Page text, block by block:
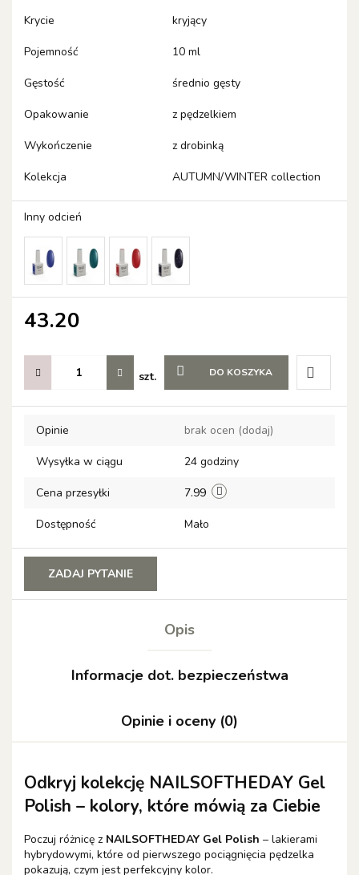
Krycie kryjący
Pojemność 10 ml
Gęstość średnio gęsty
Opakowanie z pędzelkiem
Wykończenie z drobinką
Kolekcja AUTUMN/WINTER collection
Inny odcień
43.20
szt. DO KOSZYKA
Do
Opinie brak ocen (dodaj)
Wysyłka w ciągu 24 godziny
Cena przesyłki 7.99
Dostępność Mało
ZADAJ PYTANIE
Opis
Informacje dot. bezpieczeństwa
Opinie i oceny (0)
Odkryj kolekcję NAILSOFTHEDAY Gel
Polish – kolory, które mówią za Ciebie
Poczuj różnicę z NAILSOFTHEDAY Gel Polish – lakierami
hybrydowymi, które od pierwszego pociągnięcia pędzelka
pokazują, czym jest perfekcyjny kolor.